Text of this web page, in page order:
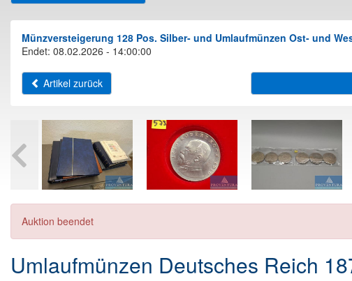
Münzversteigerung 128 Pos. Silber- und Umlaufmünzen Ost- und
Endet: 08.02.2026 - 14:00:00
Artikel zurück
Auktion beendet
Umlaufmünzen Deutsches Reich